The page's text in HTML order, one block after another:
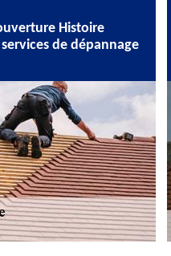
Histoire
de dépannage